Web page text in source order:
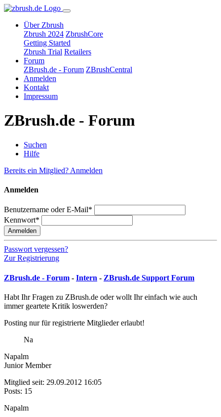
Über Zbrush
Zbrush 2024 ZbrushCore
Getting Started
Zbrush Trial Retailers
Forum
ZBrush.de - Forum ZBrushCentral
Anmelden
Kontakt
Impressum
ZBrush.de - Forum
Suchen
Hilfe
Bereits ein Mitglied? Anmelden
Anmelden
Benutzername oder E-Mail*
Kennwort*
Anmelden
Passwort vergessen?
Zur Registrierung
ZBrush.de - Forum - Intern - ZBrush.de Support Forum
Habt Ihr Fragen zu ZBrush.de oder wollt Ihr einfach wie auch
immer geartete Kritik loswerden?
Posting nur für registrierte Mitglieder erlaubt!
Na
Napalm
Junior Member
Mitglied seit: 29.09.2012 16:05
Posts: 15
Napalm